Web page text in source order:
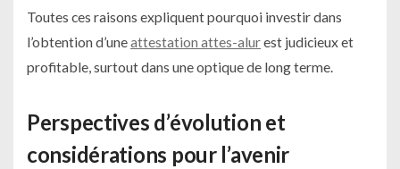
Toutes ces raisons expliquent pourquoi investir dans
l’obtention d’uneattestation attes-alurest judicieux et
profitable, surtout dans une optique de long terme.
Perspectives d’évolution et
considérations pour l’avenir